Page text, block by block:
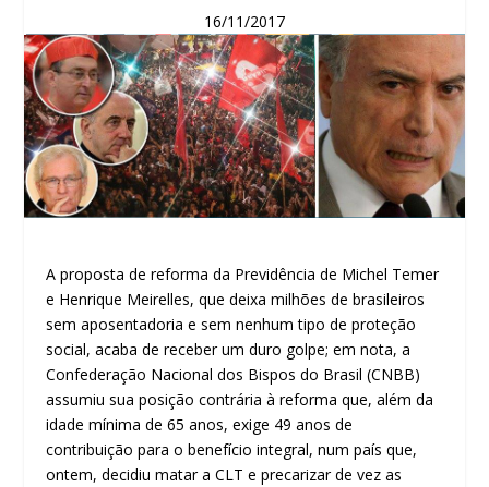
16/11/2017
A proposta de reforma da Previdência de Michel Temer
e Henrique Meirelles, que deixa milhões de brasileiros
sem aposentadoria e sem nenhum tipo de proteção
social, acaba de receber um duro golpe; em nota, a
Confederação Nacional dos Bispos do Brasil (CNBB)
assumiu sua posição contrária à reforma que, além da
idade mínima de 65 anos, exige 49 anos de
contribuição para o benefício integral, num país que,
ontem, decidiu matar a CLT e precarizar de vez as